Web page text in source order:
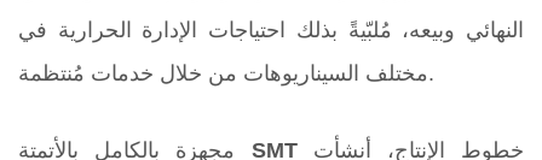
النهائي وبيعه، مُلبّيةً بذلك احتياجات الإدارة الحرارية في
مختلف السيناريوهات من خلال خدمات مُنتظمة.
SMT خطوط الإنتاج، أنشأت